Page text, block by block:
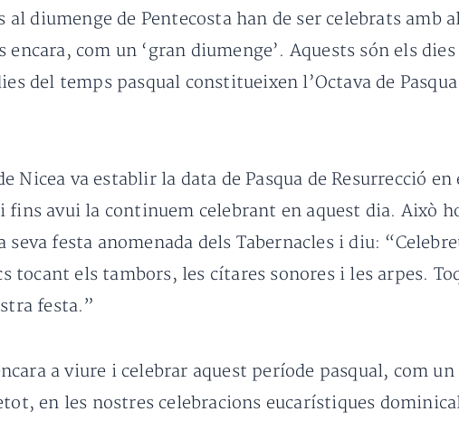
al diumenge de Pentecosta han de ser celebrats amb
encara, com un ‘gran diumenge’. Aquests són els
del temps pasqual constitueixen l’Octava de
Nicea va establir la data de Pasqua de Resurrecció
avui la continuem celebrant en aquest dia. Això
seva festa anomenada dels Tabernacles i diu:
tocant els tambors, les cítares sonores i les arpes.
festa.”
a viure i celebrar aquest període pasqual, com un
en les nostres celebracions eucarístiques